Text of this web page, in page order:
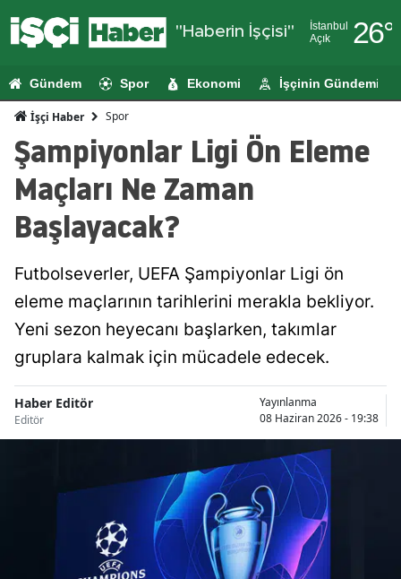
"Haberin İşçisi"
İstanbul
Açık
26°
Adıyaman
Ağrı
Antalya
Artvin
Balıkesir
Bilecik
Gündem Spor Ekonomi İşçinin Gündemi
İşçi Haber Spor
Şampiyonlar Ligi Ön Eleme
Maçları Ne Zaman
Başlayacak?
Futbolseverler, UEFA Şampiyonlar Ligi ön
eleme maçlarının tarihlerini merakla bekliyor.
Yeni sezon heyecanı başlarken, takımlar
gruplara kalmak için mücadele edecek.
Haber Editör
Editör
Yayınlanma
08 Haziran 2026 - 19:38